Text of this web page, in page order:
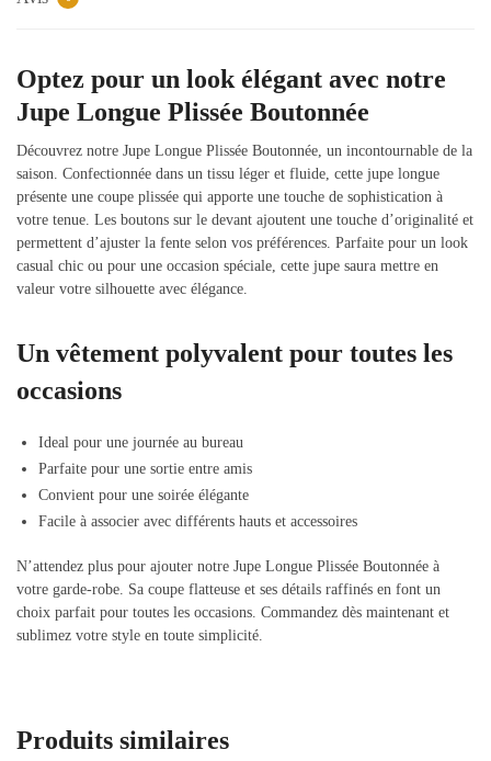
Optez pour un look élégant avec notre
Jupe Longue Plissée Boutonnée
Découvrez notre Jupe Longue Plissée Boutonnée, un incontournable de la
saison. Confectionnée dans un tissu léger et fluide, cette jupe longue
présente une coupe plissée qui apporte une touche de sophistication à
votre tenue. Les boutons sur le devant ajoutent une touche d’originalité et
permettent d’ajuster la fente selon vos préférences. Parfaite pour un look
casual chic ou pour une occasion spéciale, cette jupe saura mettre en
valeur votre silhouette avec élégance.
Un vêtement polyvalent pour toutes les
occasions
Ideal pour une journée au bureau
Parfaite pour une sortie entre amis
Convient pour une soirée élégante
Facile à associer avec différents hauts et accessoires
N’attendez plus pour ajouter notre Jupe Longue Plissée Boutonnée à
votre garde-robe. Sa coupe flatteuse et ses détails raffinés en font un
choix parfait pour toutes les occasions. Commandez dès maintenant et
sublimez votre style en toute simplicité.
Produits similaires